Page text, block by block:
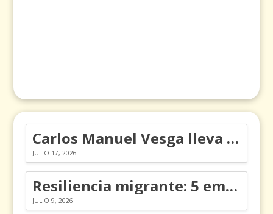
Carlos Manuel Vesga lleva el nombre de Colombia a los Emmy
JULIO 17, 2026
Resiliencia migrante: 5 emociones y cómo gestionarlas
JULIO 9, 2026